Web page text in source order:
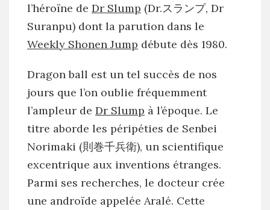
l’héroïne de Dr Slump (Dr.スランプ, Dr
Suranpu) dont la parution dans le
Weekly Shonen Jump débute dès 1980.
Dragon ball est un tel succès de nos
jours que l’on oublie fréquemment
l’ampleur de Dr Slump à l’époque. Le
titre aborde les péripéties de Senbei
Norimaki (則巻千兵衛), un scientifique
excentrique aux inventions étranges.
Parmi ses recherches, le docteur crée
une androïde appelée Aralé. Cette